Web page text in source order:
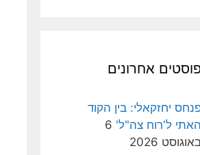
אחרונים
יחזקאלי: בין הקוד
האתי ל'רוח צה"ל' 6
2026